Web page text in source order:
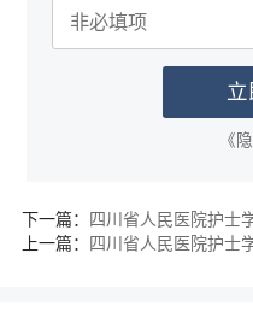
《
下一篇：
四川省人民医院护士
上一篇：
四川省人民医院护士